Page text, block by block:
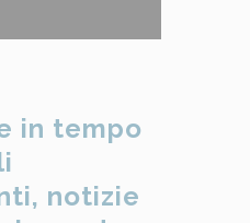
in tempo
notizie